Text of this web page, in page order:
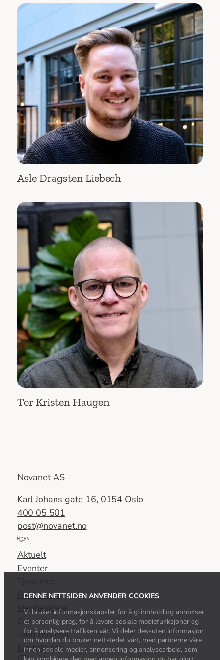
DENNE NETTSIDEN ANVENDER COOKIES
Vi bruker informasjonskapsler for å gi innhold og annonser
et personlig preg, for å levere sosiale mediefunksjoner og
for å analysere trafikken vår. Vi deler dessuten informasjon
om hvordan du bruker nettstedet vårt, med partnerne våre
innen sosiale medier, annonsering og analysearbeid, som
Asle Dragsten Liebech
Tor Kristen Haugen
Novanet AS
Karl Johans gate 16, 0154 Oslo
400 05 501
post@novanet.no
Del
av
Nova
Group
Aktuelt
Eventer
Referanser
Menneskene
Om oss
Jobb hos oss
Kontakt oss